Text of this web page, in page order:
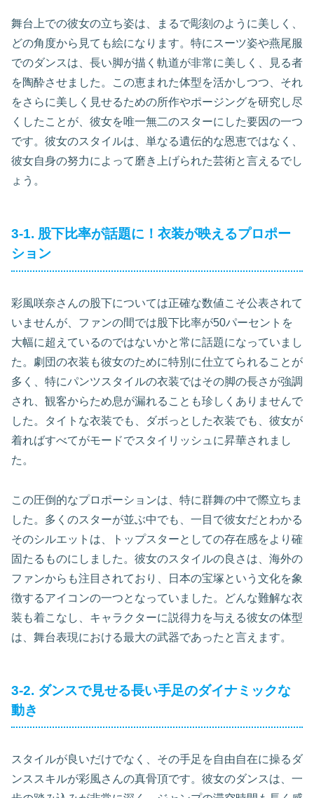
舞台上での彼女の立ち姿は、まるで彫刻のように美しく、
どの角度から見ても絵になります。特にスーツ姿や燕尾服
でのダンスは、長い脚が描く軌道が非常に美しく、見る者
を陶酔させました。この恵まれた体型を活かしつつ、それ
をさらに美しく見せるための所作やポージングを研究し尽
くしたことが、彼女を唯一無二のスターにした要因の一つ
です。彼女のスタイルは、単なる遺伝的な恩恵ではなく、
彼女自身の努力によって磨き上げられた芸術と言えるでし
ょう。
3-1. 股下比率が話題に！衣装が映えるプロポー
ション
彩風咲奈さんの股下については正確な数値こそ公表されて
いませんが、ファンの間では股下比率が50パーセントを
大幅に超えているのではないかと常に話題になっていまし
た。劇団の衣装も彼女のために特別に仕立てられることが
多く、特にパンツスタイルの衣装ではその脚の長さが強調
され、観客からため息が漏れることも珍しくありませんで
した。タイトな衣装でも、ダボっとした衣装でも、彼女が
着ればすべてがモードでスタイリッシュに昇華されまし
た。
この圧倒的なプロポーションは、特に群舞の中で際立ちま
した。多くのスターが並ぶ中でも、一目で彼女だとわかる
そのシルエットは、トップスターとしての存在感をより確
固たるものにしました。彼女のスタイルの良さは、海外の
ファンからも注目されており、日本の宝塚という文化を象
徴するアイコンの一つとなっていました。どんな難解な衣
装も着こなし、キャラクターに説得力を与える彼女の体型
は、舞台表現における最大の武器であったと言えます。
3-2. ダンスで見せる長い手足のダイナミックな
動き
スタイルが良いだけでなく、その手足を自由自在に操るダ
ンススキルが彩風さんの真骨頂です。彼女のダンスは、一